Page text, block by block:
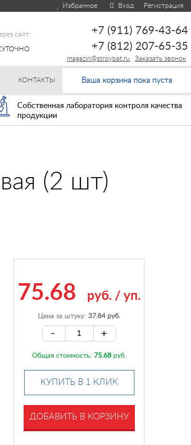
Избранное Вход Регистрация
сайт:
+7 (911) 769-43-64
+7 (812) 207-65-35
Заказать звонок
magazin@stroybat.ru
КОНТАКТЫ Ваша корзина пока пуста
Собственная лаборатория контроля качества
продукции
(2 шт)
75.68 руб. / уп.
Цена за штуку:37.84 руб.
- +
Общая стоимость: 75.68 руб.
КУПИТЬ В 1 КЛИК
ДОБАВИТЬ В КОРЗИНУ